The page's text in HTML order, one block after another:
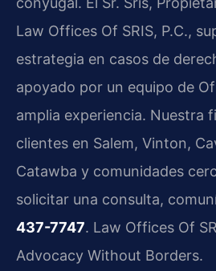
Law Offices Of SRIS, P.C.,
estrategia en casos de
apoyado por un equipo de
amplia experiencia. Nuestra
clientes en Salem, Vinton,
Catawba y comunidades
solicitar una consulta,
437-7747. Law Offices Of
Advocacy Without Borders.